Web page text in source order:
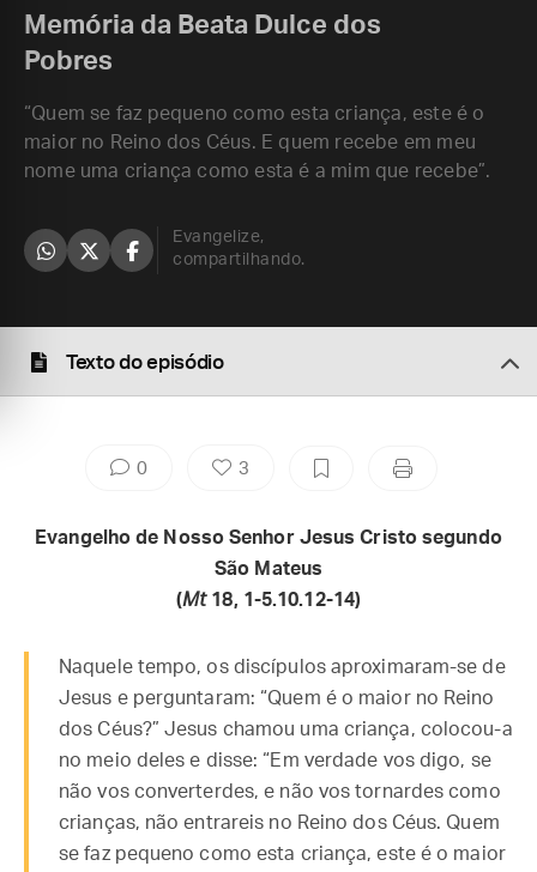
Memória da Beata Dulce dos
Pobres
“Quem se faz pequeno como esta criança, este é o
maior no Reino dos Céus. E quem recebe em meu
nome uma criança como esta é a mim que recebe”.
Evangelize,
compartilhando.
Texto do episódio
0 3
Evangelho de Nosso Senhor Jesus Cristo segundo
São Mateus
(Mt18, 1-5.10.12-14)
Naquele tempo, os discípulos aproximaram-se de
Jesus e perguntaram: “Quem é o maior no Reino
dos Céus?” Jesus chamou uma criança, colocou-a
no meio deles e disse: “Em verdade vos digo, se
não vos converterdes, e não vos tornardes como
crianças, não entrareis no Reino dos Céus. Quem
se faz pequeno como esta criança, este é o maior